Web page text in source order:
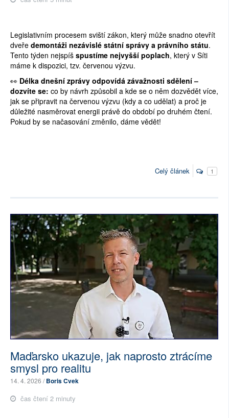
Legislativním procesem sviští zákon, který může snadno otevřít
dveře demontáži nezávislé státní správy a právního státu.
Tento týden nejspíš spustíme nejvyšší poplach, který v Síti
máme k dispozici, tzv. červenou výzvu.
👀 Délka dnešní zprávy odpovídá závažnosti sdělení –
dozvíte se: co by návrh způsobil a kde se o něm dozvědět více,
jak se připravit na červenou výzvu (kdy a co udělat) a proč je
důležité nasměrovat energii právě do období po druhém čtení.
Pokud by se načasování změnilo, dáme vědět!
Celý článek 1
Maďarsko ukazuje, jak naprosto ztrácíme
smysl pro realitu
14. 4. 2026 /Boris Cvek
čas čtení 2 minuty